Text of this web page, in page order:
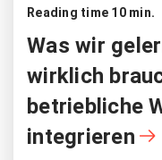
Reading time 10 min.
Was wir
wirklich
betriebliche
integrieren